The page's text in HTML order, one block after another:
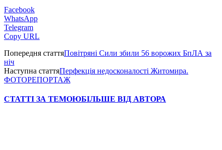
Facebook
WhatsApp
Telegram
Copy URL
Попередня статтяПовітряні Сили збили 56 ворожих БпЛА за
ніч
Наступна статтяПерфекція недосконалості Житомира.
ФОТОРЕПОРТАЖ
СТАТТІ ЗА ТЕМОЮБІЛЬШЕ ВІД АВТОРА